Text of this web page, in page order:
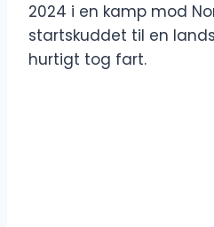
2024 i en kamp mod
startskuddet til en
hurtigt tog fart.